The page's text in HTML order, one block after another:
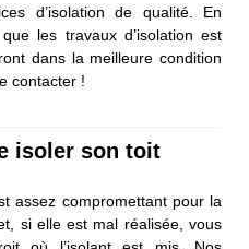
d’isolation de qualité. En
les travaux d’isolation est
dans la meilleure condition
contacter !
isoler son toit
assez compromettant pour la
si elle est mal réalisée, vous